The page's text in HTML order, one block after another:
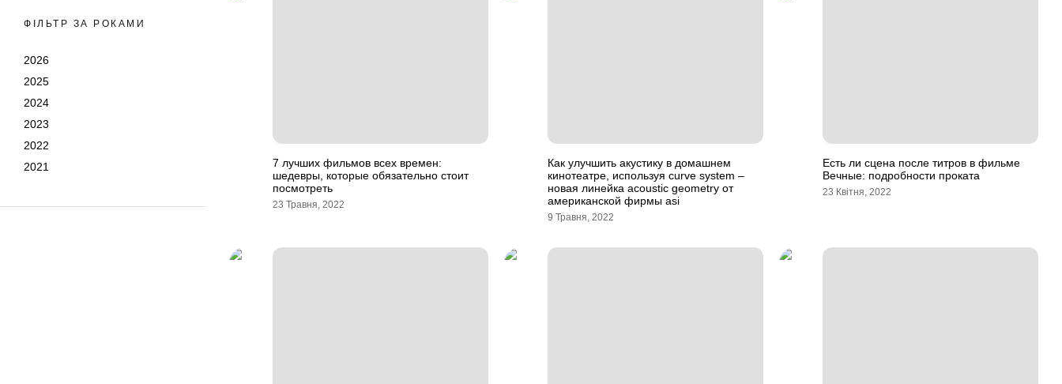
ФІЛЬТР ЗА РОКАМИ
2026
2025
2024
2023
2022
2021
7 лучших фильмов всех времен:
шедевры, которые обязательно стоит
посмотреть
23 Травня, 2022
Как улучшить акустику в домашнем
кинотеатре, используя curve system –
новая линейка acoustic geometry от
американской фирмы asi
9 Травня, 2022
Есть ли сцена после титров в фильме
Вечные: подробности проката
23 Квітня, 2022